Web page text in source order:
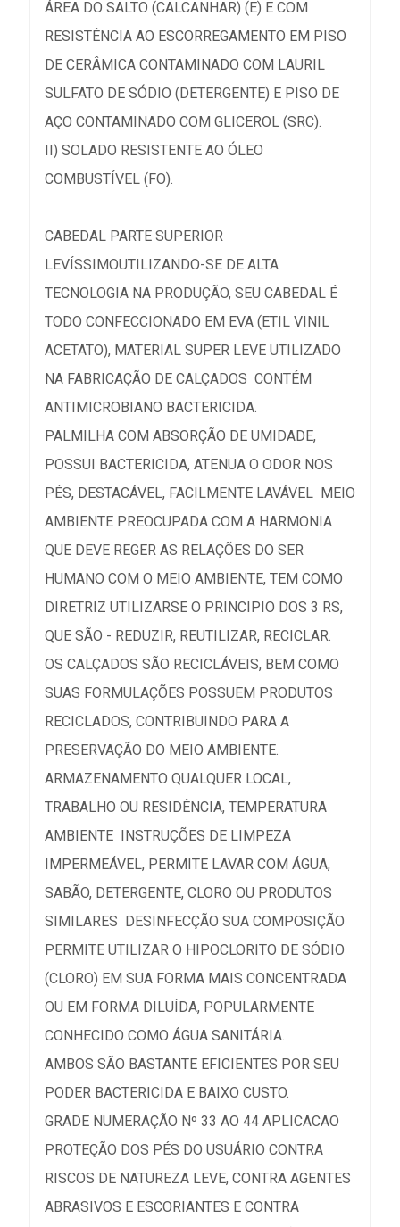
ÁREA DO SALTO (CALCANHAR) (E) E COM
RESISTÊNCIA AO ESCORREGAMENTO EM PISO
DE CERÂMICA CONTAMINADO COM LAURIL
SULFATO DE SÓDIO (DETERGENTE) E PISO DE
AÇO CONTAMINADO COM GLICEROL (SRC).
II) SOLADO RESISTENTE AO ÓLEO
COMBUSTÍVEL (FO).
CABEDAL PARTE SUPERIOR
LEVÍSSIMOUTILIZANDO-SE DE ALTA
TECNOLOGIA NA PRODUÇÃO, SEU CABEDAL É
TODO CONFECCIONADO EM EVA (ETIL VINIL
ACETATO), MATERIAL SUPER LEVE UTILIZADO
NA FABRICAÇÃO DE CALÇADOS CONTÉM
ANTIMICROBIANO BACTERICIDA.
PALMILHA COM ABSORÇÃO DE UMIDADE,
POSSUI BACTERICIDA, ATENUA O ODOR NOS
PÉS, DESTACÁVEL, FACILMENTE LAVÁVEL MEIO
AMBIENTE PREOCUPADA COM A HARMONIA
QUE DEVE REGER AS RELAÇÕES DO SER
HUMANO COM O MEIO AMBIENTE, TEM COMO
DIRETRIZ UTILIZARSE O PRINCIPIO DOS 3 RS,
QUE SÃO - REDUZIR, REUTILIZAR, RECICLAR.
OS CALÇADOS SÃO RECICLÁVEIS, BEM COMO
SUAS FORMULAÇÕES POSSUEM PRODUTOS
RECICLADOS, CONTRIBUINDO PARA A
PRESERVAÇÃO DO MEIO AMBIENTE.
ARMAZENAMENTO QUALQUER LOCAL,
TRABALHO OU RESIDÊNCIA, TEMPERATURA
AMBIENTE INSTRUÇÕES DE LIMPEZA
IMPERMEÁVEL, PERMITE LAVAR COM ÁGUA,
SABÃO, DETERGENTE, CLORO OU PRODUTOS
SIMILARES DESINFECÇÃO SUA COMPOSIÇÃO
PERMITE UTILIZAR O HIPOCLORITO DE SÓDIO
(CLORO) EM SUA FORMA MAIS CONCENTRADA
OU EM FORMA DILUÍDA, POPULARMENTE
CONHECIDO COMO ÁGUA SANITÁRIA.
AMBOS SÃO BASTANTE EFICIENTES POR SEU
PODER BACTERICIDA E BAIXO CUSTO.
GRADE NUMERAÇÃO Nº 33 AO 44 APLICACAO
PROTEÇÃO DOS PÉS DO USUÁRIO CONTRA
RISCOS DE NATUREZA LEVE, CONTRA AGENTES
ABRASIVOS E ESCORIANTES E CONTRA